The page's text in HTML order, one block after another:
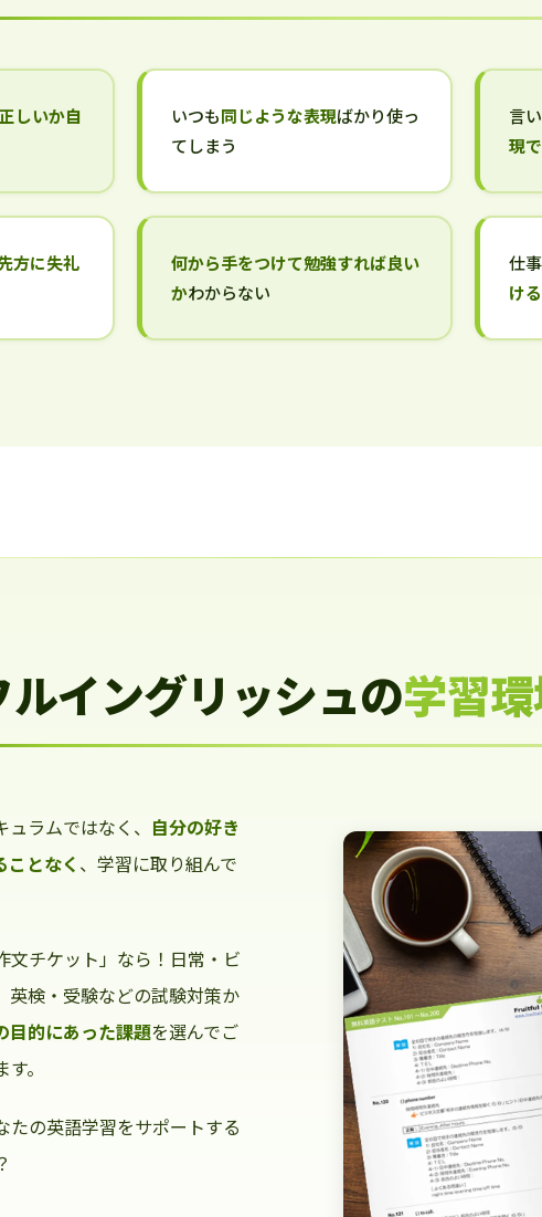
しいか自
いつも同じような表現ばかり使っ
てしまう
言
現
方に失礼
何から手をつけて勉強すれば良い
かわからない
仕
け
ルイングリッシュの学習
ラムではなく、 自分の好き
ことなく 、学習に取り組んで
文チケット」なら！日常・ビ
英検・受験などの試験対策か
目的にあった課題を選んでご
。
たの英語学習をサポートする